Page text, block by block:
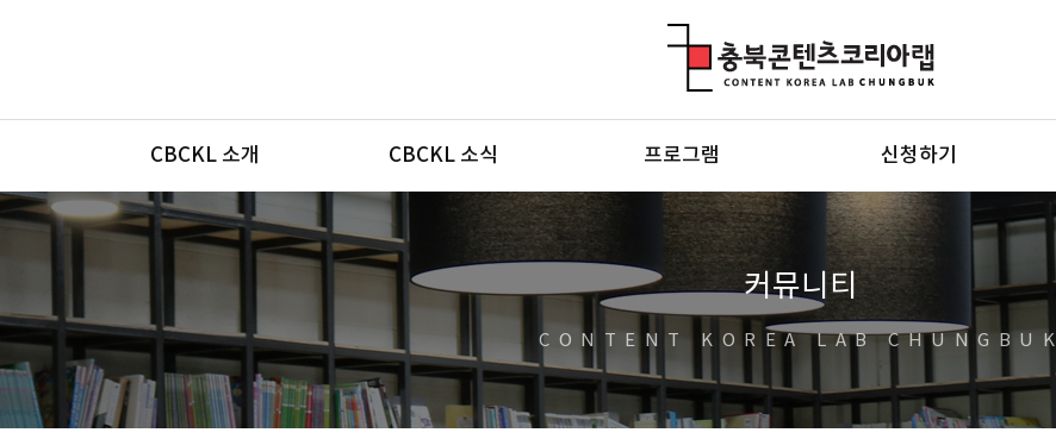
메뉴
CBCKL 소개 CBCKL 소식 프로그램 신청하기
커뮤니티
CONTENT KOREA LAB CHUNGBUK